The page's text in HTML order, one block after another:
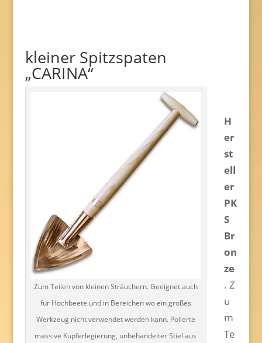
kleiner Spitzspaten
„CARINA“
Zum Teilen von kleinen Sträuchern. Geeignet auch
für Hochbeete und in Bereichen wo ein großes
Werkzeug nicht verwendet werden kann. Polierte
massive Kupferlegierung, unbehandelter Stiel aus
H
er
st
ell
er
PK
S
Br
on
ze
. Z
u
m
Te